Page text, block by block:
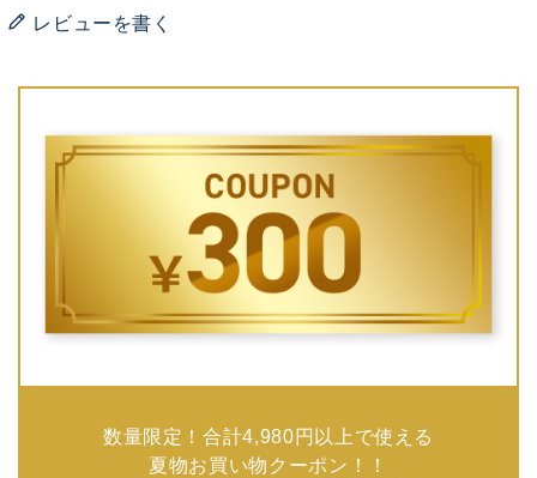
レビューを書く
数量限定！合計4,980円以上で使える
夏物お買い物クーポン！！